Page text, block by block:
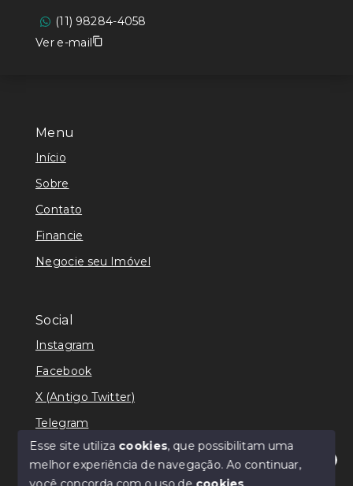
Olá! Estamos disponíveis para te ajudar.
Menu
Início
Sobre
Contato
Financie
Negocie seu Imóvel
Social
Instagram
Facebook
X (Antigo Twitter)
Telegram
(11) 98284-4058
Ver e-mail
Esse site utiliza cookies, que possibilitam uma
melhor experiência de navegação.Ao continuar,